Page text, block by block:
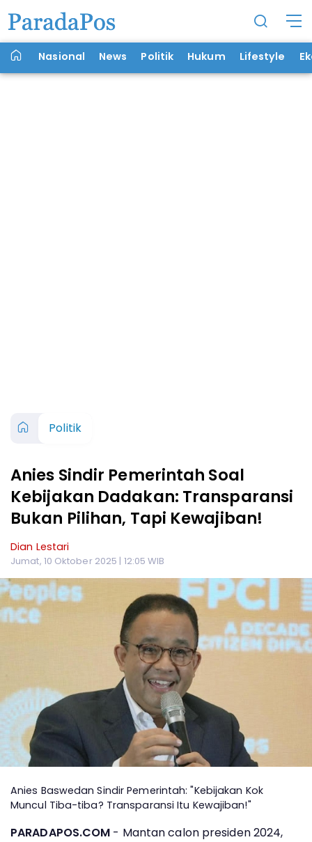
Nasional News Politik Hukum Lifestyle
Politik
Anies Sindir Pemerintah Soal
Kebijakan Dadakan: Transparansi
Bukan Pilihan, Tapi Kewajiban!
Dian Lestari
Jumat, 10 Oktober 2025 | 12:05 WIB
Anies Baswedan Sindir Pemerintah: "Kebijakan Kok
Muncul Tiba-tiba? Transparansi Itu Kewajiban!"
PARADAPOS.COM - Mantan calon presiden 2024,